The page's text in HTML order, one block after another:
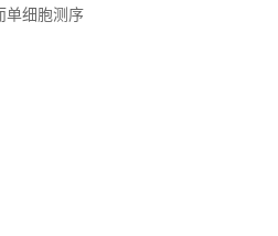
单细胞测序
发现了靶